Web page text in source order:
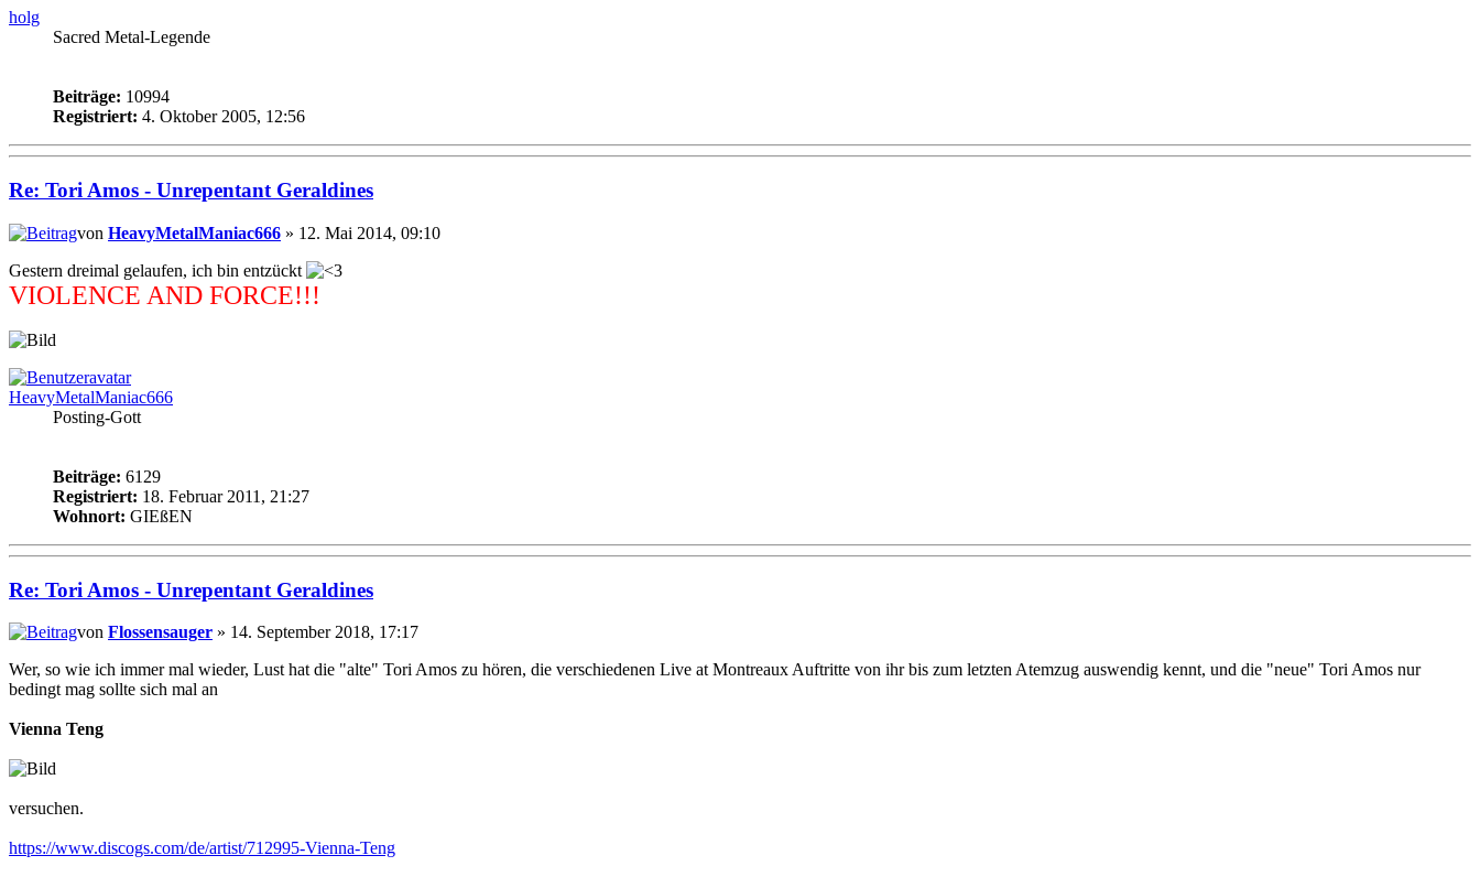
holg
Sacred Metal-Legende
Beiträge: 10994
Registriert: 4. Oktober 2005, 12:56
Re: Tori Amos - Unrepentant Geraldines
von HeavyMetalManiac666 » 12. Mai 2014, 09:10
Gestern dreimal gelaufen, ich bin entzückt
VIOLENCE AND FORCE!!!
HeavyMetalManiac666
Posting-Gott
Beiträge: 6129
Registriert: 18. Februar 2011, 21:27
Wohnort: GIEßEN
Re: Tori Amos - Unrepentant Geraldines
von Flossensauger » 14. September 2018, 17:17
Wer, so wie ich immer mal wieder, Lust hat die "alte" Tori Amos zu hören, die verschiedenen Live at Montreaux Auftritte von ihr bis zum letzten Atemzug auswendig kennt, und die "neue" Tori Amos nur
bedingt mag sollte sich mal an
Vienna Teng
versuchen.
https://www.discogs.com/de/artist/712995-Vienna-Teng